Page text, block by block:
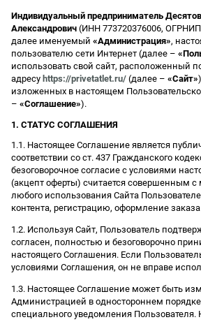
Индивидуальный предприниматель
Александрович (ИНН 773720376006, ОГРНИП
далее именуемый «Администрация»,
пользователю сети Интернет (далее –
использовать свой сайт, расположенный
адресу https://privetatlet.ru/ (далее – «Сайт»
изложенных в настоящем
– «Соглашение»).
1. СТАТУС СОГЛАШЕНИЯ
1.1. Настоящее Соглашение является
соответствии со ст. 437 Гражданского
безоговорочное согласие с условиями
(акцепт оферты) считается совершенным
любого использования Сайта
контента, регистрацию, оформление
1.2. Используя Сайт, Пользователь
согласен, полностью и безоговорочно
настоящего Соглашения. Если
условиями Соглашения, он не вправе
1.3. Настоящее Соглашение может быть
Администрацией в одностороннем порядке
специального уведомления Пользователя.